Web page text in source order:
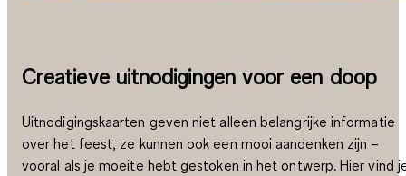
Creatieve uitnodigingen voor een doop
Uitnodigingskaarten geven niet alleen belangrijke informatie
over het feest, ze kunnen ook een mooi aandenken zijn –
vooral als je moeite hebt gestoken in het ontwerp. Hier vind